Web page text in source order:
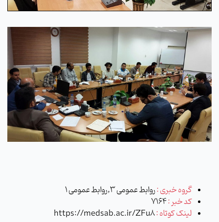
گروه خبری :روابط عمومی 3,روابط عمومی 1
کد خبر :7164
لینک کوتاه :https://medsab.ac.ir/ZFu8